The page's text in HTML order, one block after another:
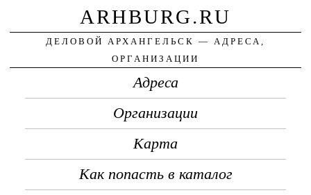
ARHBURG.RU
ДЕЛОВОЙ АРХАНГЕЛЬСК — АДРЕСА,
ОРГАНИЗАЦИИ
Адреса
Организации
Карта
Как попасть в каталог